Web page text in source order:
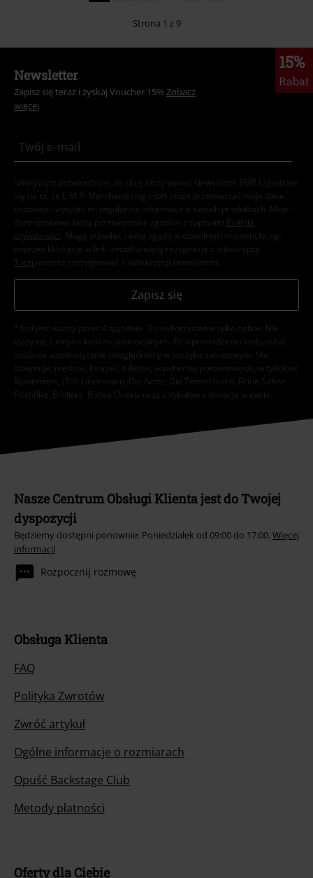
Strona 1 z 9
15%
Rabat
Newsletter
Zapisz się teraz i zyskaj Voucher 15% Zobacz
więcej
Niniejszym potwierdzam, że chcę otrzymywać Newsletter EMP i zgadzam
się na to, że E.M.P. Merchandising mbH może przetwarzać moje dane
osobowe i wysyłać mi regularnie informacje o swoich produktach. Moje
dane osobowe będą przetwarzane zgodnie z zapisami
Polityki
prywatności . Mogę odwołać swoją zgodę w dowolnym momencie, np.
poprzez kliknięcie w link umożliwiający rezygnację z subskrypcji.
Tutaj możesz zrezygnować z subskrypcji newslettera.
Zapisz się
*Kod jest ważny przez 4 tygodnie. Do wykorzystania tylko online. NIe
łączy się z innymi kodami promocyjnymi. Po wprowadzeniu kodu rabat
zostanie automatycznie uwzględniony w koszyku zakupowym. Nie
obejmuje: mediów, książek, biletów, voucherów prezentowych, artykułów:
Rammstein, (Till) Lindemann, Die Ärzte, Die Toten Hosen, Feine Sahne
Fischfilet, Broilers, Böhse Onkelz oraz artykułów z donacją w cenie.
Nasze Centrum Obsługi Klienta jest do Twojej
dyspozycji
Będziemy dostępni ponownie: Poniedziałek od 09:00 do 17:00. Więcej
informacji
Rozpocznij rozmowę
Obsługa Klienta
FAQ
Polityka Zwrotów
Zwróć artykuł
Ogólne informacje o rozmiarach
Opuść Backstage Club
Metody płatności
Oferty dla Ciebie